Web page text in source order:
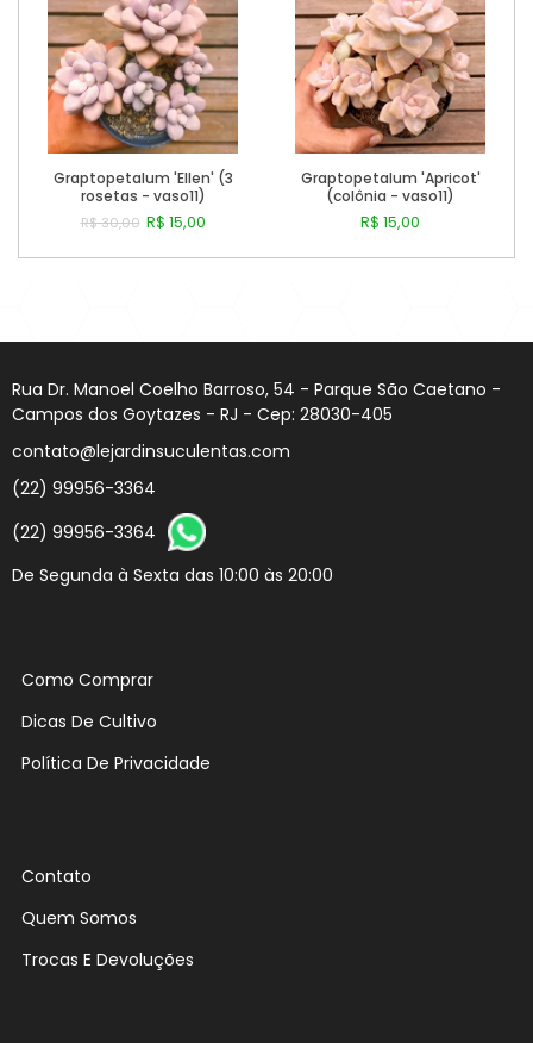
Graptopetalum 'Ellen' (3
rosetas - vaso11)
R$ 30,00 R$ 15,00
Graptopetalum 'Apricot'
(colônia - vaso11)
R$ 15,00
Rua Dr. Manoel Coelho Barroso, 54 - Parque São Caetano -
Campos dos Goytazes - RJ - Cep: 28030-405
contato@lejardinsuculentas.com
(22) 99956-3364
(22) 99956-3364
De Segunda à Sexta das 10:00 às 20:00
Como Comprar
Dicas De Cultivo
Política De Privacidade
Contato
Quem Somos
Trocas E Devoluções